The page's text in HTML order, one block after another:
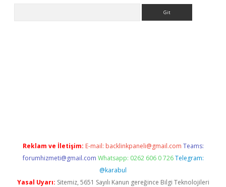
Reklam ve İletişim: E-mail: backlinkpaneli@gmail.com Teams:
forumhizmeti@gmail.com Whatsapp: 0262 606 0 726 Telegram:
@karabul
Yasal Uyarı: Sitemiz, 5651 Sayılı Kanun gereğince Bilgi Teknolojileri